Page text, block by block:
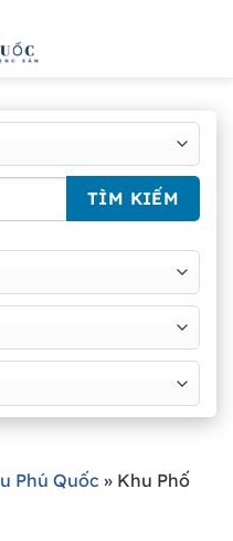
TÌM KIẾM
Phú Quốc » Khu Phố